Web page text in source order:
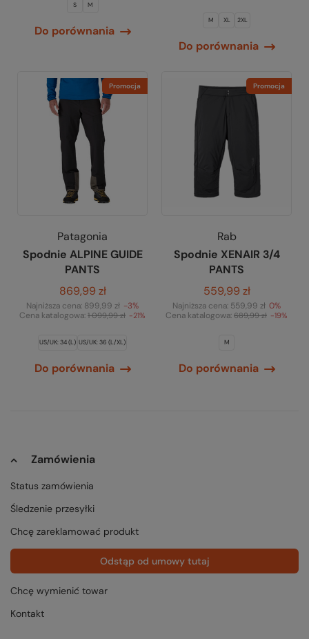
S M
Do porównania
M XL 2XL
Do porównania
Promocja
Patagonia
Spodnie ALPINE GUIDE
PANTS
869,99 zł
Najniższa cena: 899,99 zł -3%
Cena katalogowa: 1 099,99 zł -21%
US/UK: 34 (L) US/UK: 36 (L/XL)
Do porównania
Promocja
Rab
Spodnie XENAIR 3/4
PANTS
559,99 zł
Najniższa cena: 559,99 zł 0%
Cena katalogowa: 689,99 zł -19%
M
Do porównania
Zamówienia
Status zamówienia
Śledzenie przesyłki
Chcę zareklamować produkt
Odstąp od umowy tutaj
Chcę wymienić towar
Kontakt